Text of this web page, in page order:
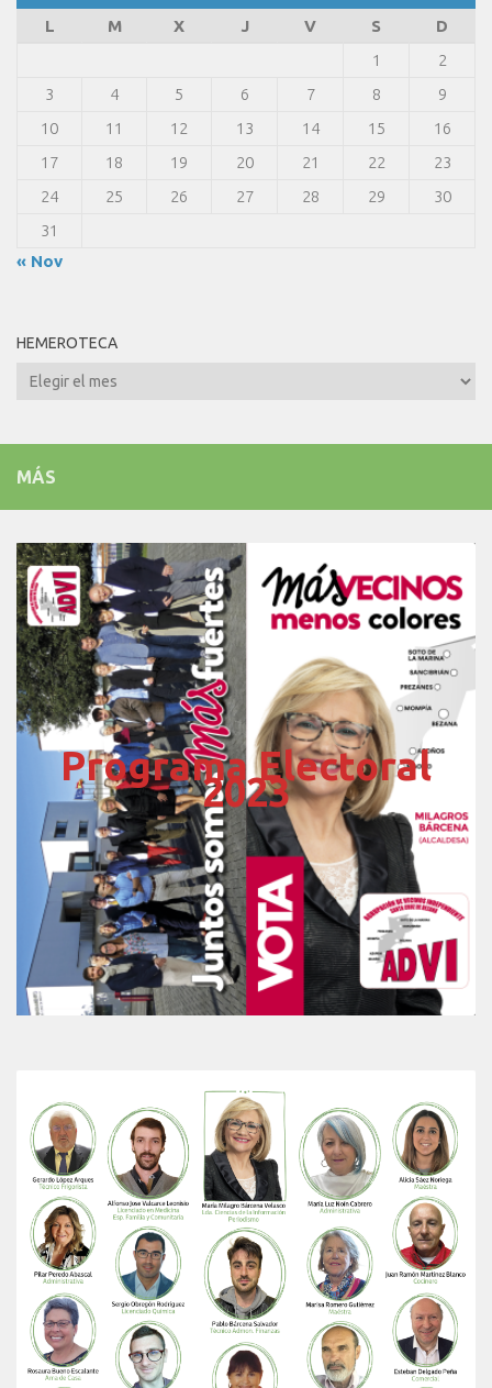
L
M X J V S
D
1
2
3
4 5 6 7 8
9
10
11 12 13 14 15
16
17
18 19 20 21 22
23
24
25 26 27 28 29
30
31
« Nov
HEMEROTECA
Hemeroteca
MÁS
Programa Electoral
2023